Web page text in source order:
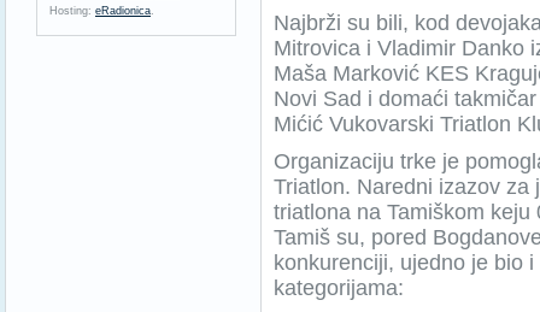
Hosting: eRadionica.
Najbrži su bili, kod
Mitrovica i Vladimir Danko
Maša Marković KES
Novi Sad i domaći
Mićić Vukovarski Triatlon
Organizaciju trke je
Triatlon. Naredni izazov za
triatlona na Tamiškom
Tamiš su, pored
konkurenciji, ujedno je bio
kategorijama: